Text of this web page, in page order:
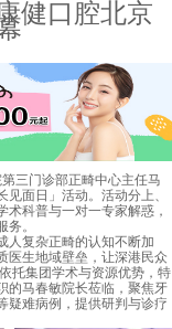
健口腔北京
三门诊部正畸中心主任马
面日」活动。活动分上、
科普与一对一专家解惑，
。
复杂正畸的认知不断加
医生地域壁垒，让深港民众
托集团学术与资源优势，特
的马春敏院长莅临，聚焦牙
疑难病例，提供研判与诊疗